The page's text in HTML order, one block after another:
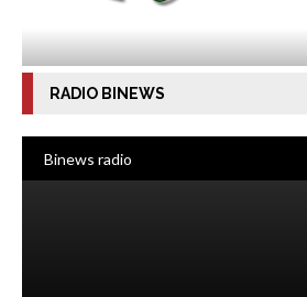
RADIO BINEWS